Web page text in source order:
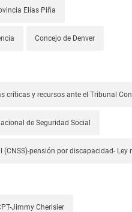
Elías Piña
Concejo de Denver
críticas y recursos ante el Tribunal
de Seguridad Social
pensión por discapacidad- Ley
Jimmy Cherisier